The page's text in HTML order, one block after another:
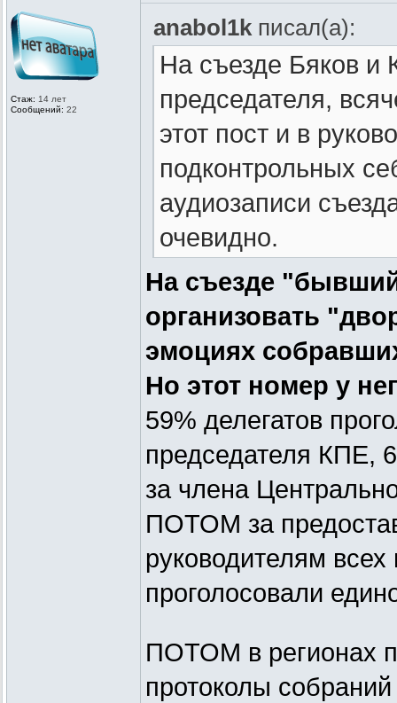
Стаж: 14 лет
Сообщений: 22
anabol1kписал(а):
На съезде Бяков и
председателя,
этот пост и в
подконтрольных
аудиозаписи
очевидно.
На съезде
организовать
эмоциях
Но этот номер у
59% делегатов
председателя КПЕ,
за члена
ПОТОМ за
руководителям
проголосовали
ПОТОМ в регионах
протоколы